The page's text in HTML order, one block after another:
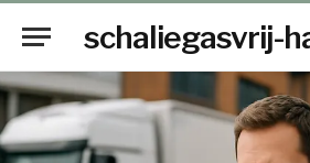
schaliegasvrij-